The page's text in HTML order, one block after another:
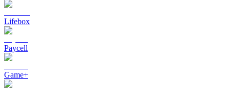
Lifebox
Paycell
Game+